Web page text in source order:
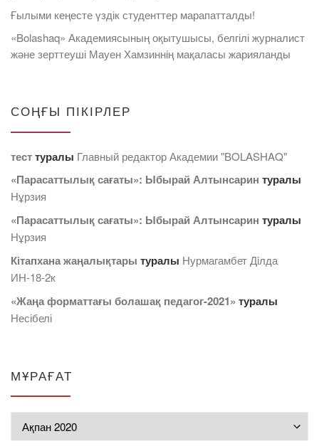
Ғылыми кеңесте үздік студенттер марапатталды!
«Bolashaq» Академиясының оқытушысы, белгілі журналист
және зерттеуші Мауен Хамзиннің мақаласы жарияланды
СОҢҒЫ ПІКІРЛЕР
тесттуралы Главный редактор Академии "BOLASHAQ"
«Парасаттылық сағаты»: Ыбырай Алтынсарин туралы
Нұрзия
«Парасаттылық сағаты»: Ыбырай Алтынсарин туралы
Нұрзия
Кітапхана жаңалықтары туралы Нурмагамбет Дiлда
ИН-18-2к
«Жаңа форматтағы болашақ педагог-2021» туралы
Несібелі
МҰРАҒАТ